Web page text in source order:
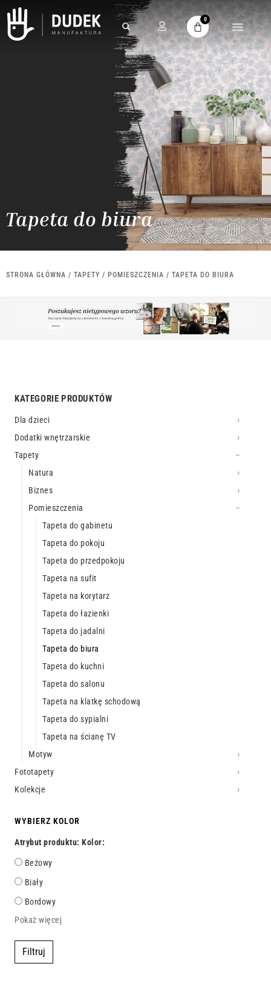
0
Tapeta do biura
STRONA GŁÓWNA / TAPETY / POMIESZCZENIA / TAPETA DO BIURA
KATEGORIE PRODUKTÓW
Dla dzieci
Dodatki wnętrzarskie
Tapety
Natura
Biznes
Pomieszczenia
Tapeta do gabinetu
Tapeta do pokoju
Tapeta do przedpokoju
Tapeta na sufit
Tapeta na korytarz
Tapeta do łazienki
Tapeta do jadalni
Tapeta do biura
Tapeta do kuchni
Tapeta do salonu
Tapeta na klatkę schodową
Tapeta do sypialni
Tapeta na ścianę TV
Motyw
Fototapety
Kolekcje
WYBIERZ KOLOR
Atrybut produktu: Kolor:
Beżowy
Biały
Bordowy
Pokaż więcej
Filtruj